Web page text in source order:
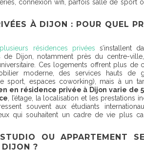
connexion wifi, parfois salle de sport
À DIJON : POUR QUEL
plusieurs résidences privées s’installent
de Dijon, notamment près du centre-
Ces logements offrent plus de
moderne, des services hauts de
sport, espaces coworking), mais à un
en résidence privée à Dijon varie de
, l’étage, la localisation et les prestations
souvent aux étudiants
qui souhaitent un cadre de vie plus
OU APPARTEMENT
DIJON ?